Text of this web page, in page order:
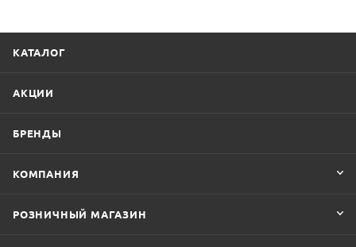
КАТАЛОГ
АКЦИИ
БРЕНДЫ
КОМПАНИЯ
РОЗНИЧНЫЙ МАГАЗИН